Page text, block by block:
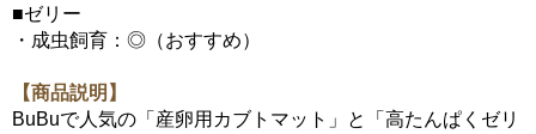
■ゼリー
・成虫飼育：◎（おすすめ）
【商品説明】
BuBuで人気の「産卵用カブトマット」と「高たんぱくゼリ